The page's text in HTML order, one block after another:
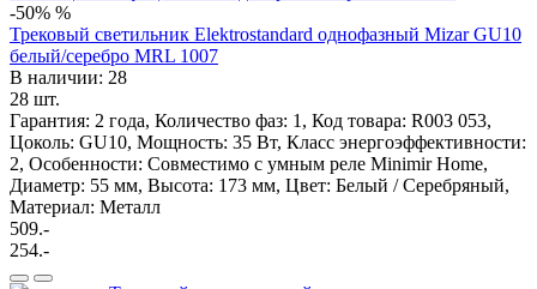
-50% %
Трековый светильник Elektrostandard однофазный Mizar GU10
белый/серебро MRL 1007
В наличии: 28
28 шт.
Гарантия: 2 года, Количество фаз: 1, Код товара: R003 053,
Цоколь: GU10, Мощность: 35 Вт, Класс энергоэффективности:
2, Особенности: Cовместимо с умным реле Minimir Home,
Диаметр: 55 мм, Высота: 173 мм, Цвет: Белый / Серебряный,
Материал: Металл
509.-
254.-